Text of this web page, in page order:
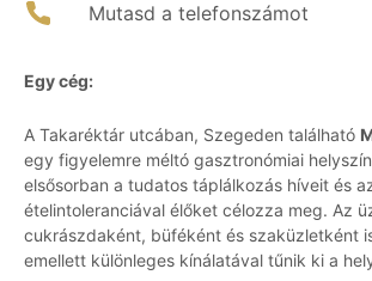
Mutasd a telefonszámot
Egy cég:
A Takaréktár utcában, Szegeden található
egy figyelemre méltó gasztronómiai
elsősorban a tudatos táplálkozás híveit és
ételintoleranciával élőket célozza meg. Az
cukrászdaként, büféként és szaküzletként
emellett különleges kínálatával tűnik ki a